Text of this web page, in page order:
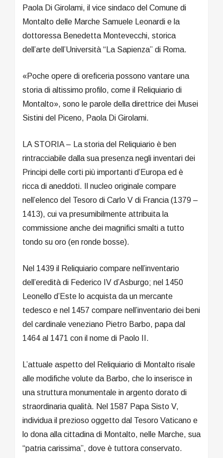
Paola Di Girolami, il vice sindaco del Comune di
Montalto delle Marche Samuele Leonardi e la
dottoressa Benedetta Montevecchi, storica
dell’arte dell’Università “La Sapienza” di Roma.
«Poche opere di oreficeria possono vantare una
storia di altissimo profilo, come il Reliquiario di
Montalto», sono le parole della direttrice dei Musei
Sistini del Piceno, Paola Di Girolami.
LA STORIA – La storia del Reliquiario è ben
rintracciabile dalla sua presenza negli inventari dei
Principi delle corti più importanti d’Europa ed è
ricca di aneddoti. Il nucleo originale compare
nell’elenco del Tesoro di Carlo V di Francia (1379 –
1413), cui va presumibilmente attribuita la
commissione anche dei magnifici smalti a tutto
tondo su oro (en ronde bosse).
Nel 1439 il Reliquiario compare nell’inventario
dell’eredità di Federico IV d’Asburgo; nel 1450
Leonello d’Este lo acquista da un mercante
tedesco e nel 1457 compare nell’inventario dei beni
del cardinale veneziano Pietro Barbo, papa dal
1464 al 1471 con il nome di Paolo II.
L’attuale aspetto del Reliquiario di Montalto risale
alle modifiche volute da Barbo, che lo inserisce in
una struttura monumentale in argento dorato di
straordinaria qualità. Nel 1587 Papa Sisto V,
individua il prezioso oggetto dal Tesoro Vaticano e
lo dona alla cittadina di Montalto, nelle Marche, sua
“patria carissima”, dove è tuttora conservato.